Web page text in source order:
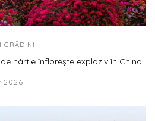
GRĂDINI
hârtie înflorește exploziv în China
2026